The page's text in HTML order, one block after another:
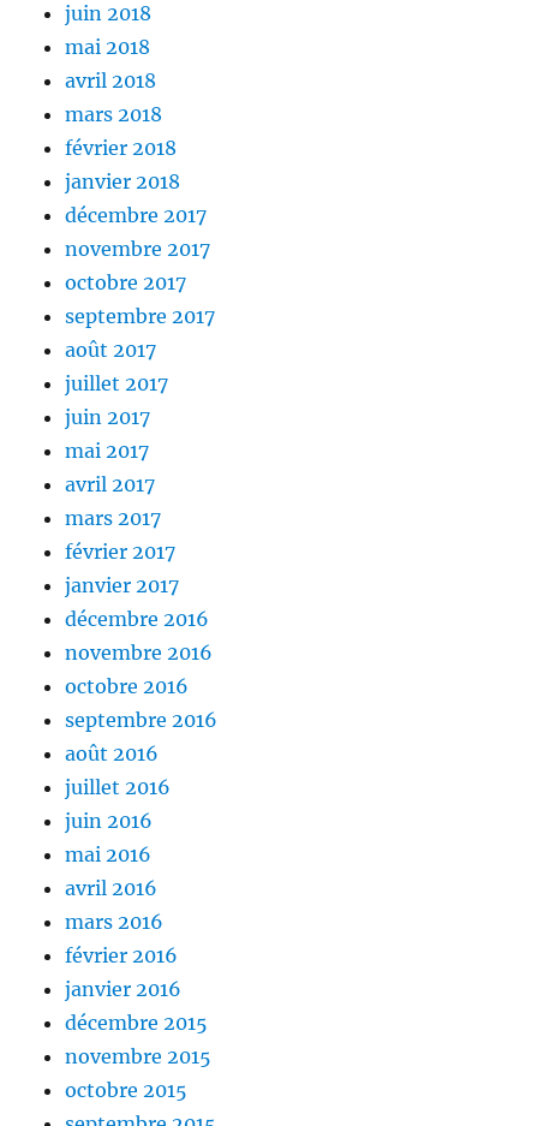
juin 2018
mai 2018
avril 2018
mars 2018
février 2018
janvier 2018
décembre 2017
novembre 2017
octobre 2017
septembre 2017
août 2017
juillet 2017
juin 2017
mai 2017
avril 2017
mars 2017
février 2017
janvier 2017
décembre 2016
novembre 2016
octobre 2016
septembre 2016
août 2016
juillet 2016
juin 2016
mai 2016
avril 2016
mars 2016
février 2016
janvier 2016
décembre 2015
novembre 2015
octobre 2015